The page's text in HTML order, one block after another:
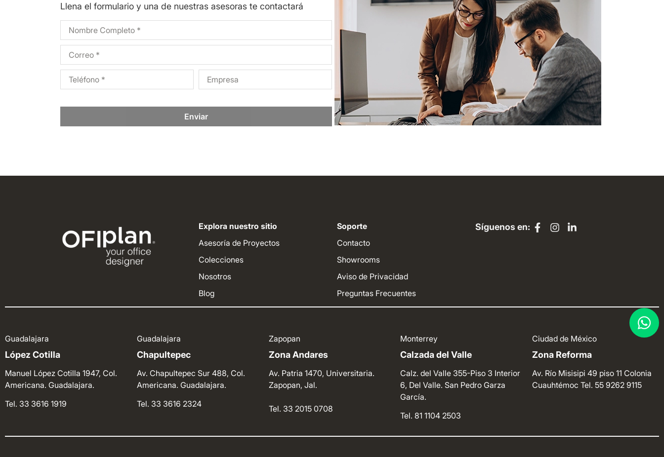
Llena el formulario y una de nuestras asesoras te contactará
Enviar
Explora nuestro sitio
Asesoría de Proyectos
Colecciones
Nosotros
Blog
Soporte
Contacto
Showrooms
Aviso de Privacidad
Preguntas Frecuentes
Síguenos en:
Guadalajara
López Cotilla
Manuel López Cotilla 1947, Col.
Americana. Guadalajara.
Tel. 33 3616 1919
Guadalajara
Chapultepec
Av. Chapultepec Sur 488, Col.
Americana. Guadalajara.
Tel. 33 3616 2324
Zapopan
Zona Andares
Av. Patria 1470, Universitaria.
Zapopan, Jal.
Tel. 33 2015 0708
Monterrey
Calzada del Valle
Calz. del Valle 355-Piso 3 Interior
6, Del Valle. San Pedro Garza
García.
Tel. 81 1104 2503
Ciudad de México
Zona Reforma
Av. Río Misisipi 49 piso 11 Colonia
CuauhtémocTel. 55 9262 9115